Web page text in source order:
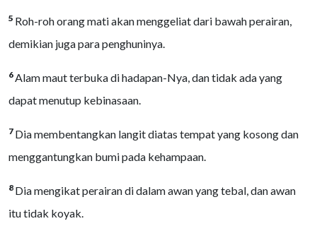
5 Roh-roh orang mati akan menggeliat dari bawah perairan,
demikian juga para penghuninya.
6Alam maut terbuka di hadapan-Nya, dan tidak ada yang
dapat menutup kebinasaan.
7 Dia membentangkan langit diatas tempat yang kosong dan
menggantungkan bumi pada kehampaan.
8 Dia mengikat perairan di dalam awan yang tebal, dan awan
itu tidak koyak.